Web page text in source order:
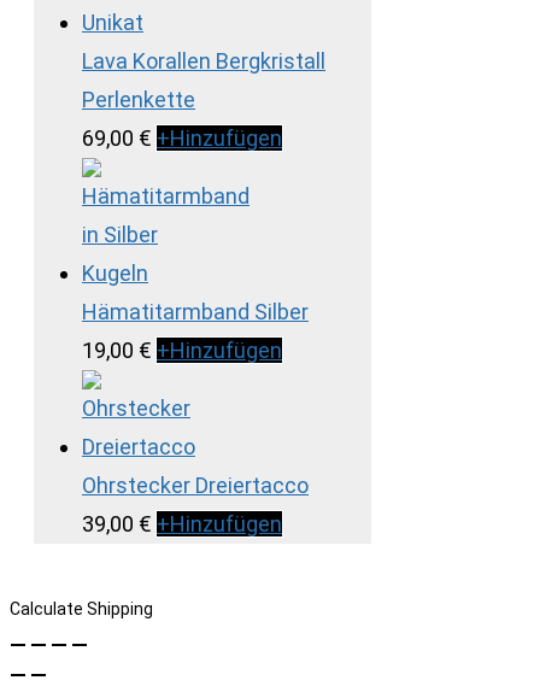
Lava Korallen Bergkristall
Perlenkette
69,00 € +Hinzufügen
Hämatitarmband Silber
19,00 € +Hinzufügen
Ohrstecker Dreiertacco
39,00 € +Hinzufügen
Calculate Shipping